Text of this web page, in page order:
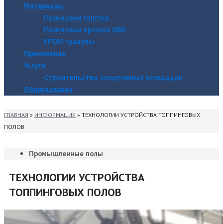
Материалы
Резиновая плитка
Резиновая крошка SBR
EPDM гранулы
Применение
Услуги
Строительство спортивных площадок
Оборудование
ГЛАВНАЯ » ИНФОРМАЦИЯ » ТЕХНОЛОГИИ УСТРОЙСТВА ТОППИНГОВЫХ
ПОЛОВ
Промышленные полы
ТЕХНОЛОГИИ УСТРОЙСТВА
ТОППИНГОВЫХ ПОЛОВ